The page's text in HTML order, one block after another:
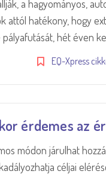
a hagyományos,
attól hatékony, hogy
hét éven
EQ-Xpress
érdemes az
módon járulhat
céljai